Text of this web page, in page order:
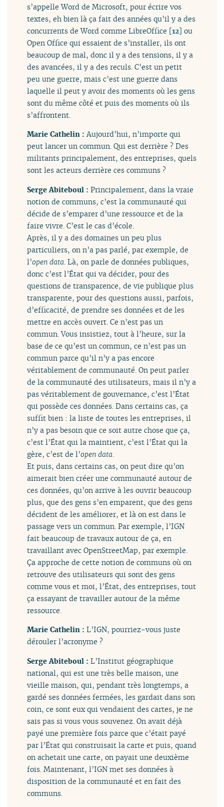
s’appelle Word de Microsoft, pour écrire vos
textes, eh bien là ça fait des années qu’il y a des
concurrents de Word comme LibreOffice [12] ou
Open Office qui essaient de s’installer, ils ont
beaucoup de mal, donc il y a des tensions, il y a
des avancées, il y a des reculs. C’est un petit
peu une guerre, mais c’est une guerre dans
laquelle il peut y avoir des moments où les gens
sont du même côté et puis des moments où ils
s’affrontent.
Marie Cathelin :Aujourd’hui, n’importe qui
peut lancer un commun. Qui est derrière ? Des
militants principalement, des entreprises, quels
sont les acteurs derrière ces communs ?
Serge Abiteboul :Principalement, dans la vraie
notion de communs, c’est la communauté qui
décide de s’emparer d’une ressource et de la
faire vivre. C’est le cas d’école.
Après, il y a des domaines un peu plus
particuliers, on n’a pas parlé, par exemple, de
l’open data . Là, on parle de données publiques,
donc c’est l’État qui va décider, pour des
questions de transparence, de vie publique plus
transparente, pour des questions aussi, parfois,
d’efficacité, de prendre ses données et de les
mettre en accès ouvert. Ce n’est pas un
commun. Vous insistiez, tout à l’heure, sur la
base de ce qu’est un commun, ce n’est pas un
commun parce qu’il n’y a pas encore
véritablement de communauté. On peut parler
de la communauté des utilisateurs, mais il n’y a
pas véritablement de gouvernance, c’est l’État
qui possède ces données. Dans certains cas, ça
suffit bien : la liste de toutes les entreprises, il
n’y a pas besoin que ce soit autre chose que ça,
c’est l’État qui la maintient, c’est l’État qui la
gère, c’est de l’open data
Et puis, dans certains cas, on peut dire qu’on
aimerait bien créer une communauté autour de
ces données, qu’on arrive à les ouvrir beaucoup
plus, que des gens s’en emparent, que des gens
décident de les améliorer, et là on est dans le
passage vers un commun. Par exemple, l’IGN
fait beaucoup de travaux autour de ça, en
travaillant avec OpenStreetMap, par exemple.
Ça approche de cette notion de communs où on
retrouve des utilisateurs qui sont des gens
comme vous et moi, l’État, des entreprises, tout
ça essayant de travailler autour de la même
ressource.
Marie Cathelin :L’IGN, pourriez-vous juste
dérouler l’acronyme ?
Serge Abiteboul :L’Institut géographique
national, qui est une très belle maison, une
vieille maison, qui, pendant très longtemps, a
gardé ses données fermées, les gardait dans son
coin, ce sont eux qui vendaient des cartes, je ne
sais pas si vous vous souvenez. On avait déjà
payé une première fois parce que c’était payé
par l’État qui construisait la carte et puis, quand
on achetait une carte, on payait une deuxième
fois. Maintenant, l’IGN met ses données à
disposition de la communauté et en fait des
communs.